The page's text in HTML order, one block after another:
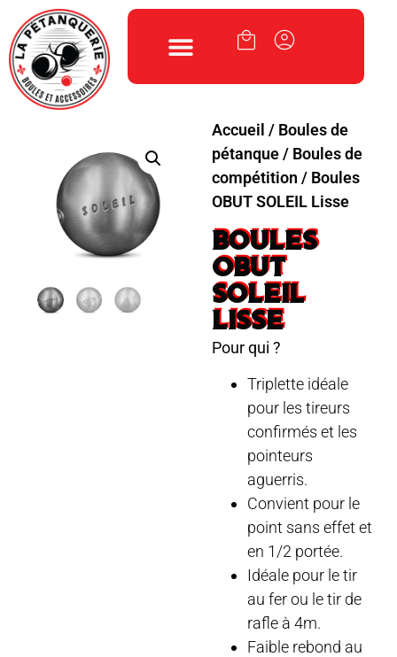
Accueil / Boules de
pétanque/ Boules de
compétition / Boules
OBUT SOLEIL Lisse
BOULES
OBUT
SOLEIL
LISSE
Pour qui ?
Triplette idéale
pour les tireurs
confirmés et les
pointeurs
aguerris.
Convient pour le
point sans effet et
en 1/2 portée.
Idéale pour le tir
au fer ou le tir de
rafle à 4m.
Faible rebond au